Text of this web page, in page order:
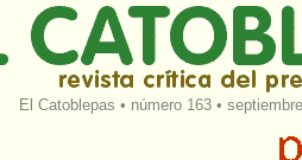
El Catoblepas • número 163•